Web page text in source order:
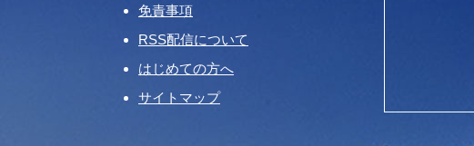
免責事項
RSS配信について
はじめての方へ
サイトマップ